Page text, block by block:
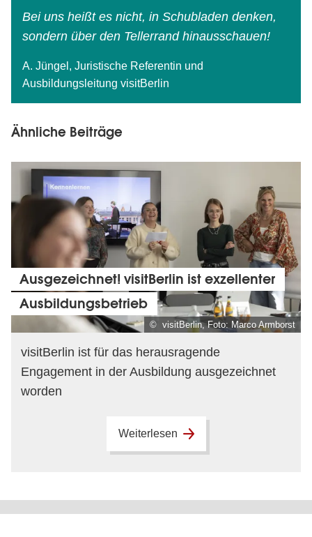
Bei uns heißt es nicht, in Schubladen denken,
sondern über den Tellerrand hinausschauen!
A. Jüngel, Juristische Referentin und
Ausbildungsleitung visitBerlin
Ähnliche Beiträge
© visitBerlin, Foto: Marco Armborst
Ausgezeichnet! visitBerlin ist exzellenter
Ausbildungsbetrieb
visitBerlin ist für das herausragende
Engagement in der Ausbildung ausgezeichnet
worden
Weiterlesen